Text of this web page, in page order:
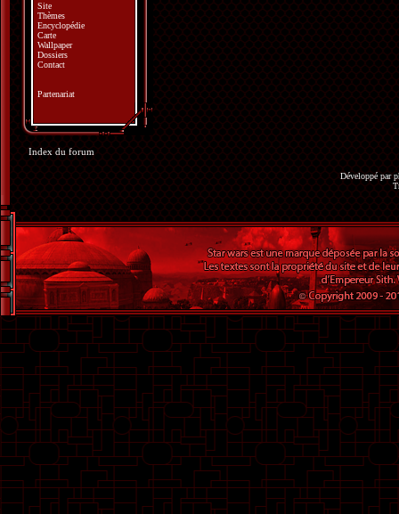
Site
Thèmes
Encyclopédie
Carte
Wallpaper
Dossiers
Contact
Partenariat
Index du forum
Développé par